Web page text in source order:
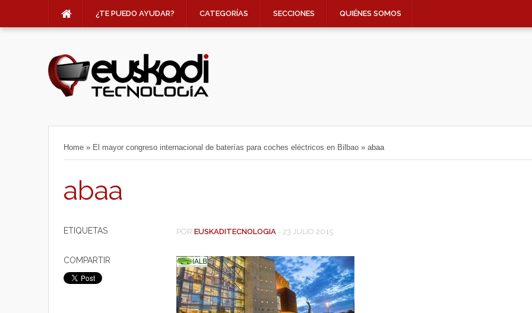
¿TE PUEDO AYUDAR? CATEGORÍAS SECCIONES QUIÉNES SOMOS
Home » El mayor congreso internacional de baterías para coches eléctricos en Bilbao » abaa
abaa
ETIQUETAS
COMPARTIR
POR EUSKADITECNOLOGIA - 23 JULIO 2015